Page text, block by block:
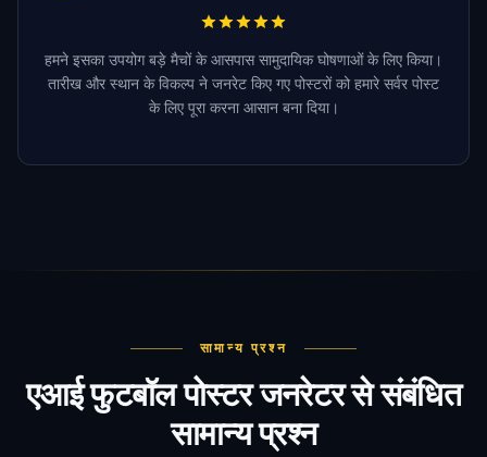
हमने इसका उपयोग बड़े मैचों के आसपास सामुदायिक घोषणाओं के लिए किया।
तारीख और स्थान के विकल्प ने जनरेट किए गए पोस्टरों को हमारे सर्वर पोस्ट
के लिए पूरा करना आसान बना दिया।
सामान्य प्रश्न
एआई फुटबॉल पोस्टर जनरेटर से संबंधित
सामान्य प्रश्न